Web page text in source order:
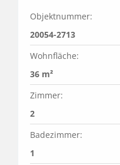
Objektnummer:
20054-2713
Wohnfläche:
36 m²
Zimmer:
2
Badezimmer:
1